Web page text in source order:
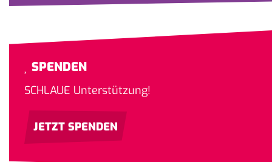
SPENDEN
SCHLAUE Unterstützung!
JETZT SPENDEN